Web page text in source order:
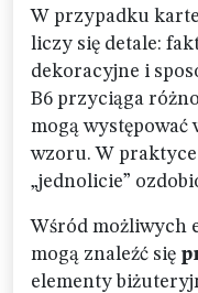
W przypadku
liczy się detale:
dekoracyjne i
B6 przyciąga
mogą występować
wzoru. W
„jednolicie”
Wśród możliwych
mogą znaleźć się
elementy